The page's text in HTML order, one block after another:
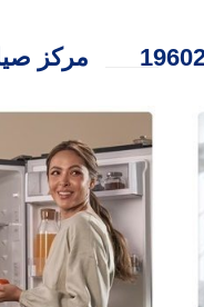
مركز